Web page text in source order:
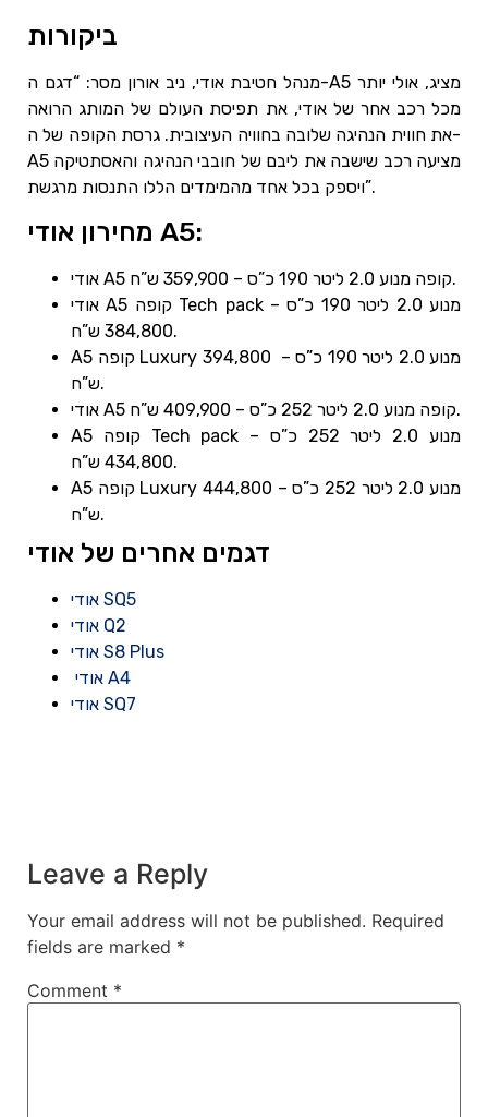
ביקורות
מנהל חטיבת אודי, ניב אורון מסר: “דגם ה-A5 מציג, אולי יותר
מכל רכב אחר של אודי, את תפיסת העולם של המותג הרואה
את חווית הנהיגה שלובה בחוויה העיצובית. גרסת הקופה של ה-
A5 מציעה רכב שישבה את ליבם של חובבי הנהיגה והאסתטיקה
ויספק בכל אחד מהמימדים הללו התנסות מרגשת”.
מחירון אודי A5:
אודי A5 קופה מנוע 2.0 ליטר 190 כ”ס – 359,900 ש”ח.
אודי A5 קופה Tech pack מנוע 2.0 ליטר 190 כ”ס –
384,800 ש”ח.
A5 קופה Luxury מנוע 2.0 ליטר 190 כ”ס – 394,800
ש”ח.
אודי A5 קופה מנוע 2.0 ליטר 252 כ”ס – 409,900 ש”ח.
A5 קופה Tech pack מנוע 2.0 ליטר 252 כ”ס –
434,800 ש”ח.
A5 קופה Luxury מנוע 2.0 ליטר 252 כ”ס – 444,800
ש”ח.
דגמים אחרים של אודי
אודי SQ5
אודי Q2
אודי S8 Plus
אודי A4
אודי SQ7
Leave a Reply
Your email address will not be published. Required
fields are marked *
Comment *